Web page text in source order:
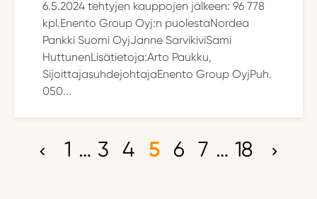
6.5.2024 tehtyjen kauppojen jälkeen: 96 778
kpl.Enento Group Oyj:n puolestaNordea
Pankki Suomi OyjJanne SarvikiviSami
HuttunenLisätietoja:Arto Paukku,
SijoittajasuhdejohtajaEnento Group OyjPuh.
050...
A
1 … 3 4 5 6 7 … 18